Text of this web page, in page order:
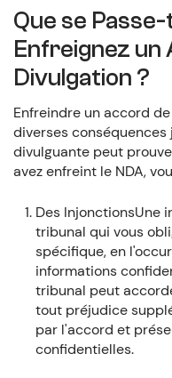
Que se
Enfreignez un
Divulgation ?
Enfreindre un accord
diverses
divulguante peut
avez enfreint le NDA,
Des InjonctionsUne
tribunal qui vous
spécifique, en
informations
tribunal peut
tout préjudice
par l'accord et
confidentielles.